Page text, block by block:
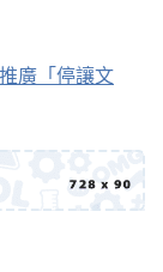
廣「停讓文